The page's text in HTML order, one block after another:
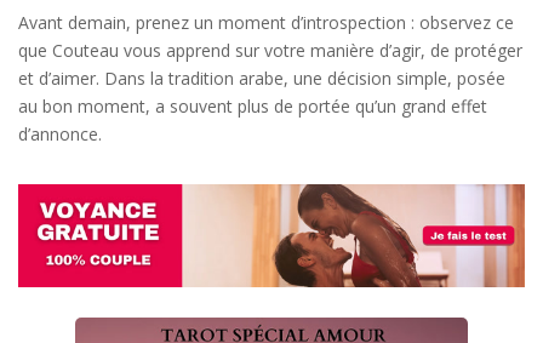
Avant demain, prenez un moment d’introspection : observez ce
que Couteau vous apprend sur votre manière d’agir, de protéger
et d’aimer. Dans la tradition arabe, une décision simple, posée
au bon moment, a souvent plus de portée qu’un grand effet
d’annonce.